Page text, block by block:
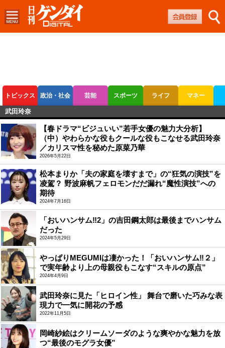
トピックス 政治・社会 芸能 スポーツ ライフ マネー
ボートレース
武田玲奈
【春ドラマ“ビジュいい”若手女優の魅力大分析】
（中）やわらかな役もクールな役もこなせる武田玲奈
／カリスマ性を秘めた原菜乃華
2026年5月22日
松本まりか「夫の家庭を壊すまで」の“狂気の演技”を
凌駕？ 野波麻帆フェロモンだだ漏れ“魔性演技”への
期待
2024年7月16日
「おいハンサム‼2」の吉田鋼太郎は最後までハンサム
だった
2024年5月29日
やっぱりMEGUMIは凄かった！「おいハンサム‼２」
で実年齢より上の母親役もこなす“スキルの原点”
2024年4月9日
武田玲奈に見た「ヒロイン性」 舞台で磨いた巧みな表
現力で一気に開花の予感
2022年11月5日
岡崎紗絵はクリームソーダのような爽やかな魅力を放
つ“最後のモグラ女優”